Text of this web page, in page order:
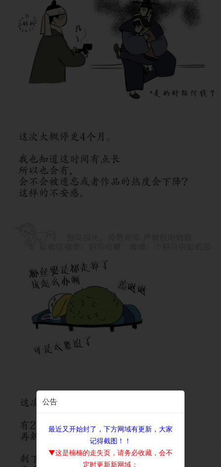
公告
最近又开始封了，下方网域有更新，大家
记得截图！！
▼这是楠楠的走失页，请务必收藏，会不
定时更新新网域：